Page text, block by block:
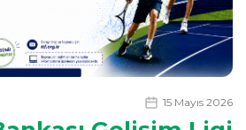
15 Mayıs 2026